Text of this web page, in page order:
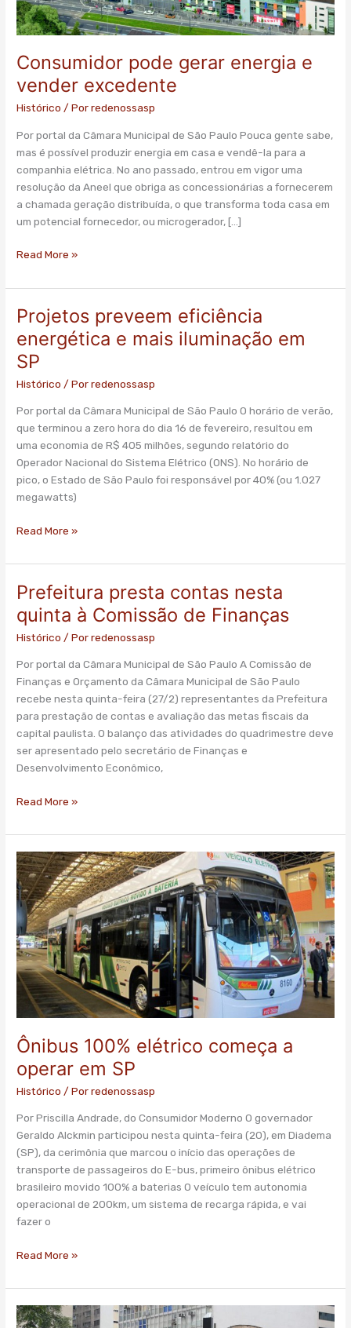
Consumidor pode gerar energia e
vender excedente
Histórico / Porredenossasp
Por portal da Câmara Municipal de São Paulo Pouca gente sabe,
mas é possível produzir energia em casa e vendê-la para a
companhia elétrica. No ano passado, entrou em vigor uma
resolução da Aneel que obriga as concessionárias a fornecerem
a chamada geração distribuída, o que transforma toda casa em
um potencial fornecedor, ou microgerador, […]
Read More »
Projetos preveem eficiência
energética e mais iluminação em
SP
Histórico / Porredenossasp
Por portal da Câmara Municipal de São Paulo O horário de verão,
que terminou a zero hora do dia 16 de fevereiro, resultou em
uma economia de R$ 405 milhões, segundo relatório do
Operador Nacional do Sistema Elétrico (ONS). No horário de
pico, o Estado de São Paulo foi responsável por 40% (ou 1.027
megawatts)
Projetos
preveem
eficiência
energética
e
iluminação
em
SP
Read More »
Prefeitura presta contas nesta
quinta à Comissão de Finanças
Histórico / Porredenossasp
Por portal da Câmara Municipal de São Paulo A Comissão de
Finanças e Orçamento da Câmara Municipal de São Paulo
recebe nesta quinta-feira (27/2) representantes da Prefeitura
para prestação de contas e avaliação das metas fiscais da
capital paulista. O balanço das atividades do quadrimestre deve
ser apresentado pelo secretário de Finanças e
Desenvolvimento Econômico,
Prefeitura
presta
contas
nesta
Read More »
Ônibus 100% elétrico começa a
operar em SP
Histórico / Porredenossasp
Por Priscilla Andrade, do Consumidor Moderno O governador
Geraldo Alckmin participou nesta quinta-feira (20), em Diadema
(SP), da cerimônia que marcou o início das operações de
transporte de passageiros do E-bus, primeiro ônibus elétrico
brasileiro movido 100% a baterias O veículo tem autonomia
operacional de 200km, um sistema de recarga rápida, e vai
fazer o
Ônibus
100%
elétrico
começa
a
operar
em
SP
Read More »
Frota